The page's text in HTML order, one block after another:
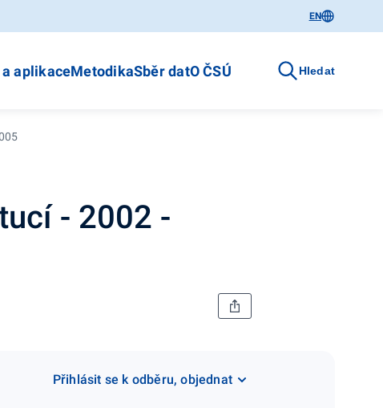
EN
aplikaceMetodikaSběr datO ČSÚ Hledat
- 2002 -
Přihlásit se k odběru, objednat